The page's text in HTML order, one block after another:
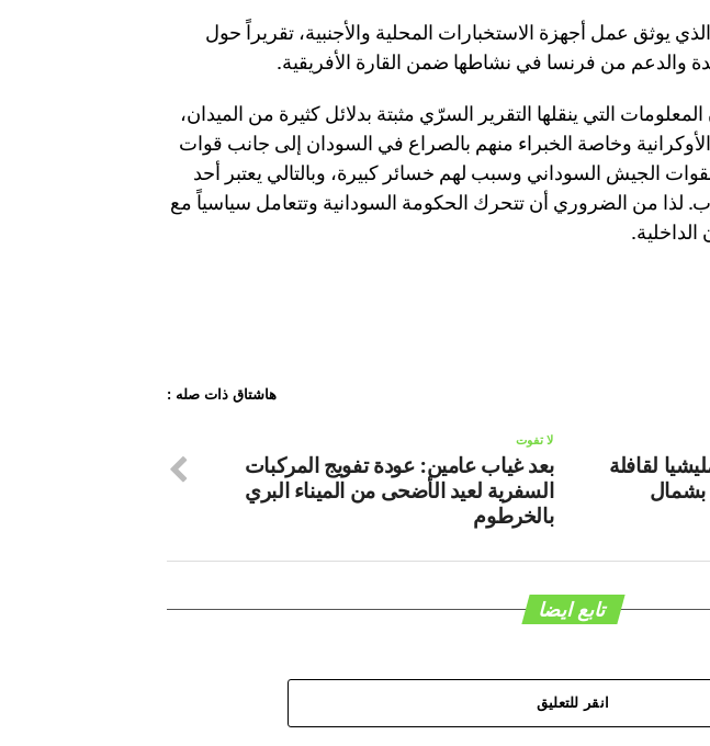
يوثق عمل أجهزة الاستخبارات المحلية والأجنبية، تقريراً حول
والدعم من فرنسا في نشاطها ضمن القارة الأفريقية.
التي ينقلها التقرير السرّي مثبتة بدلائل كثيرة من الميدان،
وخاصة الخبراء منهم بالصراع في السودان إلى جانب قوات
الجيش السوداني وسبب لهم خسائر كبيرة، وبالتالي يعتبر أحد
لذا من الضروري أن تتحرك الحكومة السودانية وتتعامل سياسياً مع
هاشتاق ذات صله :
لقافلة
بشمال
لا تفوت
بعد غياب عامين: عودة تفويج المركبات
السفرية لعيد الأضحى من الميناء البري
بالخرطوم
تابع ايضا
انقر للتعليق